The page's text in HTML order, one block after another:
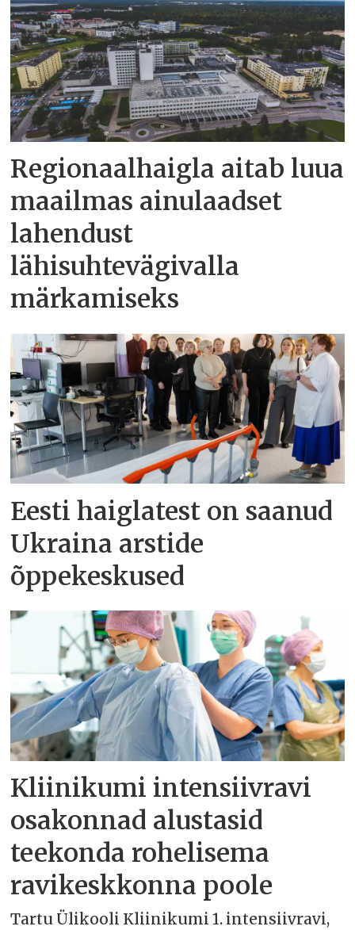
Regionaalhaigla aitab luua
maailmas ainulaadset
lahendust
lähisuhtevägivalla
märkamiseks
Eesti haiglatest on saanud
Ukraina arstide
õppekeskused
Kliinikumi intensiivravi
osakonnad alustasid
teekonda rohelisema
ravikeskkonna poole
Tartu Ülikooli Kliinikumi 1. intensiivravi,